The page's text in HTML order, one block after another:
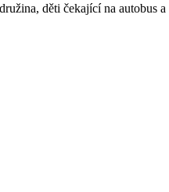
děti čekající na autobus